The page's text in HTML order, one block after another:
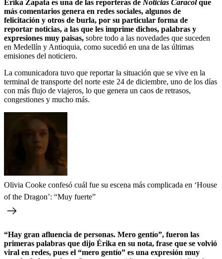
Érika Zapata es una de las reporteras de Noticias Caracolque
más comentarios genera en redes sociales, algunos de
felicitación y otros de burla, por su particular forma de
reportar noticias, a las que les imprime dichos, palabras y
expresiones muy paisas, sobre todo a las novedades que suceden
en Medellín y Antioquia, como sucedió en una de las últimas
emisiones del noticiero.
La comunicadora tuvo que reportar la situación que se vive en la
terminal de transporte del norte este 24 de diciembre, uno de los días
con más flujo de viajeros, lo que genera un caos de retrasos,
congestiones y mucho más.
Olivia Cooke confesó cuál fue su escena más complicada en ‘House
of the Dragon’: “Muy fuerte”
“Hay gran afluencia de personas. Mero gentío”, fueron las
primeras palabras que dijo Érika en su nota, frase que se volvió
viral en redes, pues el “mero gentío” es una expresión muy